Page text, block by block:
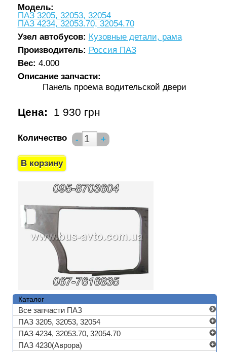
Модель:
ПАЗ 3205, 32053, 32054
ПАЗ 4234, 32053.70, 32054.70
Узел автобусов: Кузовные детали, рама
Производитель: Россия ПАЗ
Вес: 4.000
Описание запчасти:
Панель проема водительской двери
Цена: 1 930 грн
Количество - +
Каталог
Все запчасти ПАЗ
ПАЗ 3205, 32053, 32054
ПАЗ 4234, 32053.70, 32054.70
ПАЗ 4230(Аврора)